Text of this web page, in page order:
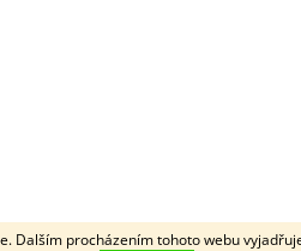
Dalším procházením tohoto webu